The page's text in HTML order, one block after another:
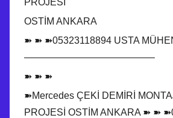
PROJESİ
OSTİM ANKARA
➽ ➽ ➽05323118894 USTA
—————————————–
➽ ➽ ➽
➽Mercedes ÇEKİ DEMİRİ
PROJESİ OSTİM ANKARA ➽ ➽